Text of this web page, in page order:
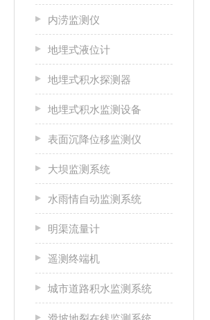
内涝监测仪
地埋式液位计
地埋式积水探测器
地埋式积水监测设备
表面沉降位移监测仪
大坝监测系统
水雨情自动监测系统
明渠流量计
遥测终端机
城市道路积水监测系统